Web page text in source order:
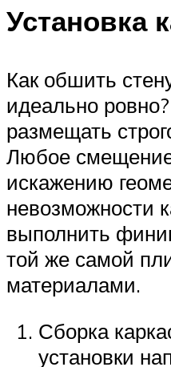
Установка
Как обшить
идеально
размещать
Любое
искажению
невозможности
выполнить
той же самой
материалами.
Сборка
установки